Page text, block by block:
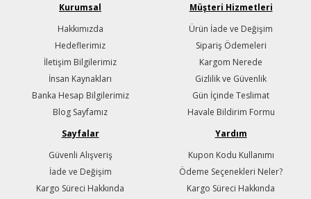
Kurumsal
Hakkımızda
Hedeflerimiz
İletişim Bilgilerimiz
İnsan Kaynakları
Banka Hesap Bilgilerimiz
Blog Sayfamız
Müşteri Hizmetleri
Ürün İade ve Değişim
Sipariş Ödemeleri
Kargom Nerede
Gizlilik ve Güvenlik
Gün İçinde Teslimat
Havale Bildirim Formu
Sayfalar
Güvenli Alışveriş
İade ve Değişim
Kargo Süreci Hakkında
Yardım
Kupon Kodu Kullanımı
Ödeme Seçenekleri Neler?
Kargo Süreci Hakkında